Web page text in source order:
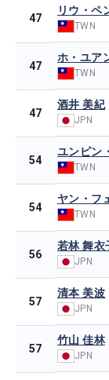
47
リウ・ペ
TWN
47
ホ・ユア
TWN
47
酒井 美紀
JPN
54
ユンピン
TWN
54
ヤン・フ
TWN
56
若林 舞衣
JPN
57
清本 美波
JPN
57
竹山 佳林
JPN